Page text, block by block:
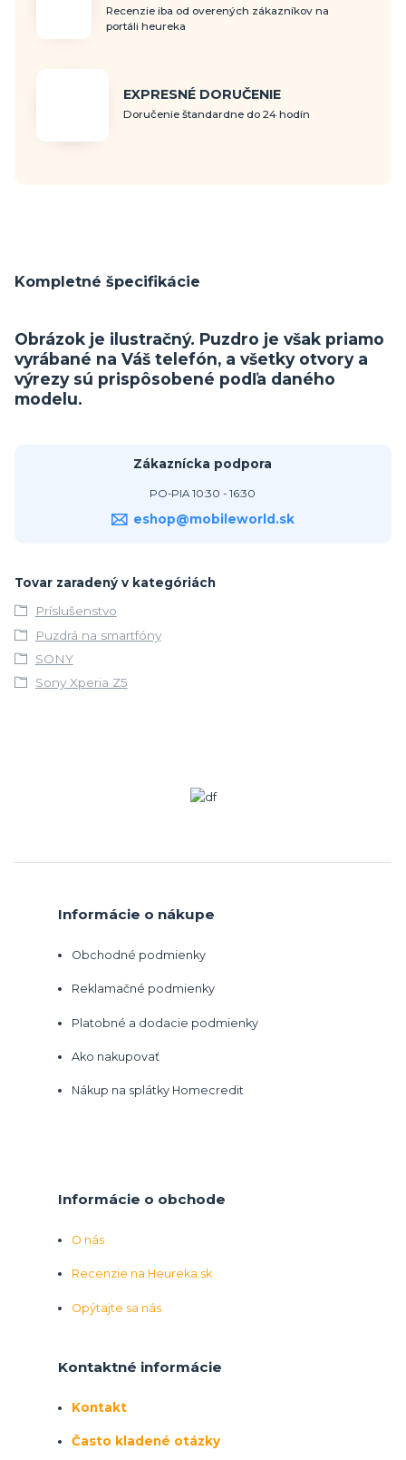
Recenzie iba od overených zákazníkov na
portáli heureka
EXPRESNÉ DORUČENIE
Doručenie štandardne do 24 hodín
Kompletné špecifikácie
Obrázok je ilustračný. Puzdro je však priamo
vyrábané na Váš telefón, a všetky otvory a
výrezy sú prispôsobené podľa daného
modelu.
Zákaznícka podpora
PO-PIA 10:30 - 16:30
eshop@mobileworld.sk
Tovar zaradený v kategóriách
Príslušenstvo
Puzdrá na smartfóny
SONY
Sony Xperia Z5
Informácie o nákupe
Obchodné podmienky
Reklamačné podmienky
Platobné a dodacie podmienky
Ako nakupovať
Nákup na splátky Homecredit
Informácie o obchode
O nás
Recenzie na Heureka.sk
Opýtajte sa nás
Kontaktné informácie
Kontakt
Často kladené otázky